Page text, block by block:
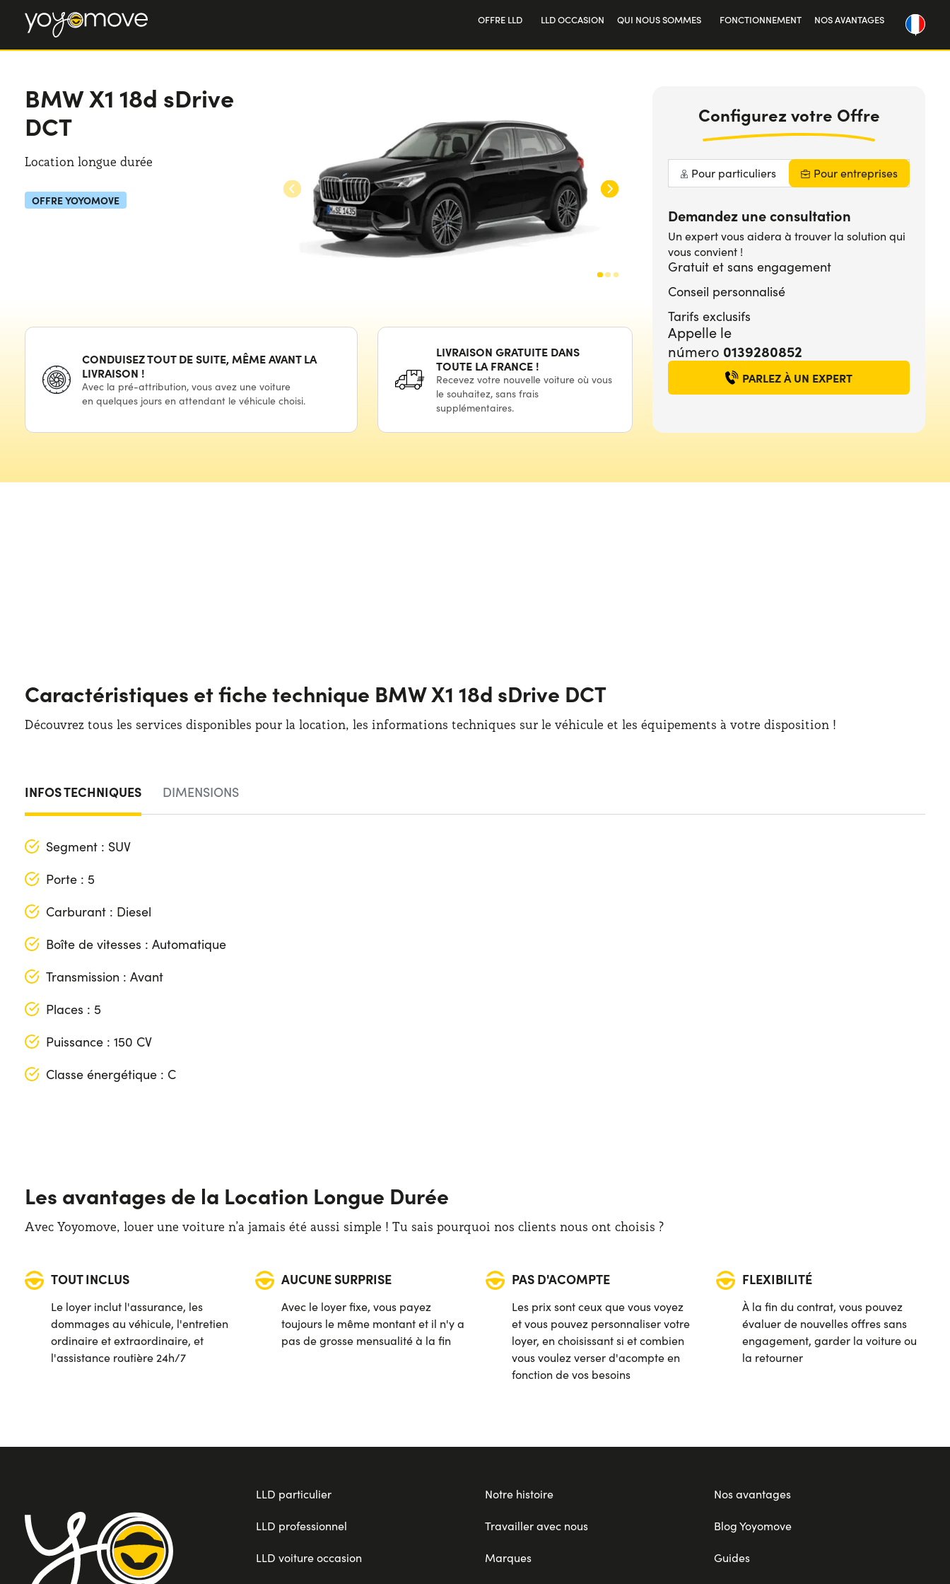
OFFRE LLD LLD OCCASION QUI NOUS SOMMES FONCTIONNEMENT NOS AVANTAGES
OFFRE YOYOMOVE
BMW X1 18d sDrive
DCT
Location longue durée
Configurez votre Offre
Pour particuliers Pour entreprises
Demandez une consultation
Un expert vous aidera à trouver la solution qui
vous convient !
Gratuit et sans engagement
Conseil personnalisé
Tarifs exclusifs
Appelle le
número 0139280852
PARLEZ À UN EXPERT
CONDUISEZ TOUTDE SUITE, MÊME AVANT LA
LIVRAISON !
Avec la pré-attribution, vous avez une voiture
en quelques jours en attendant le véhicule choisi.
LIVRAISON GRATUITE DANS
TOUTE LA FRANCE !
Recevez votre nouvelle voiture où vous
le souhaitez, sans frais
supplémentaires.
Caractéristiques et fiche technique BMW X1 18d sDrive DCT
Découvrez tous les services disponibles pour la location, les informations techniques sur le véhicule et les équipements à votre disposition !
INFOS TECHNIQUES DIMENSIONS
Segment : SUV
Porte : 5
Carburant : Diesel
Boîte de vitesses : Automatique
Transmission : Avant
Places : 5
Puissance : 150 CV
Classe énergétique : C
Coffre (max): 1250 lt
Coffre (min): 540 lt
Les avantages de la Location Longue Durée
Avec Yoyomove, louer une voiture n’a jamais été aussi simple ! Tu sais pourquoi nos clients nous ont choisis ?
TOUT INCLUS
Le loyer inclut l'assurance, les
dommages au véhicule, l'entretien
ordinaire et extraordinaire, et
l'assistance routière 24h/7
AUCUNE SURPRISE
Avec le loyer fixe, vous payez
toujours le même montant et il n'y a
pas de grosse mensualité à la fin
PAS D'ACOMPTE
Les prix sont ceux que vous voyez
et vous pouvez personnaliser votre
loyer, en choisissant si et combien
vous voulez verser d'acompte en
fonction de vos besoins
FLEXIBILITÉ
À la fin du contrat, vous pouvez
évaluer de nouvelles offres sans
engagement, garder la voiture ou
la retourner
LLD particulier
LLD professionnel
LLD voiture occasion
Notre histoire
Travailler avec nous
Marques
Nos avantages
Blog Yoyomove
Guides